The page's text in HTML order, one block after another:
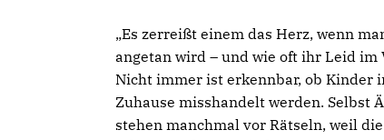
Es zerreißt einem das Herz, wenn
angetan wird – und wie oft ihr Leid im
Nicht immer ist erkennbar, ob Kinder
Zuhause misshandelt werden. Selbst
stehen manchmal vor Rätseln, weil